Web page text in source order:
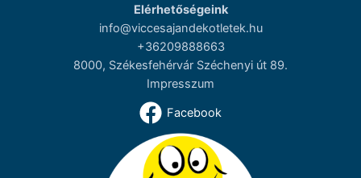
Elérhetőségeink
info@viccesajandekotletek.hu
+36209888663
8000, Székesfehérvár Széchenyi út 89.
Impresszum
Facebook